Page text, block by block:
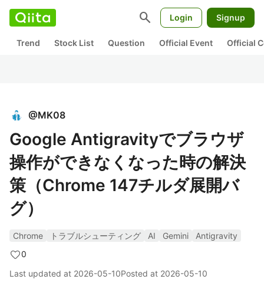
search Login Signup
Trend Stock List Question Official Event Official
@MK08
Google Antigravityでブラウザ
操作ができなくなった時の解決
策（Chrome 147チルダ展開バ
グ）
Chrome トラブルシューティング AI Gemini
Antigravity
0
Last updated at 2026-05-10Posted at 2026-05-10